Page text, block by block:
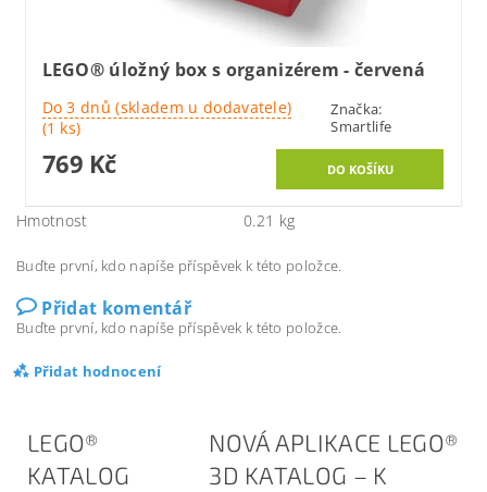
LEGO® úložný box s organizérem - červená
Do 3 dnů (skladem u dodavatele)
(1 ks)
Značka:
Smartlife
769 Kč
Hmotnost 0.21 kg
Buďte první, kdo napíše příspěvek k této položce.
Přidat komentář
Buďte první, kdo napíše příspěvek k této položce.
Přidat hodnocení
LEGO®
KATALOG
NOVÁ APLIKACE LEGO®
3D KATALOG – K